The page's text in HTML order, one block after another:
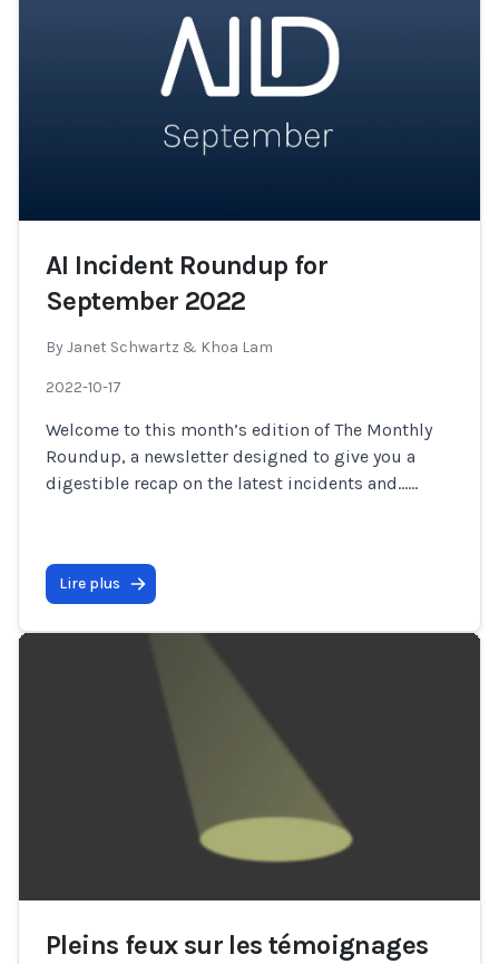
AI Incident Roundup for
September 2022
ByJanet Schwartz & Khoa Lam
2022-10-17
Welcome to this month’s edition of The Monthly
Roundup, a newsletter designed to give you a
digestible recap on the latest incidents and…...
Lire plus
Pleins feux sur les témoignages